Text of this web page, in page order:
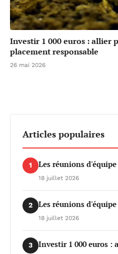
Investir 1 000 euros : allier
placement responsable
26 mai 2026
Articles populaires
1 Les réunions
18 juillet 2026
2 Les réunions
18 juillet 2026
3
Investir 1 000 euros :